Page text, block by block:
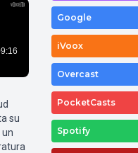
su
Google
iVoox
Overcast
PocketCasts
Spotify